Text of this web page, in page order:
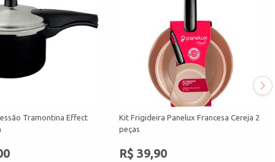
Tramontina Effect
Kit Frigideira Panelux Francesa Cereja 2
peças
R$ 39,90